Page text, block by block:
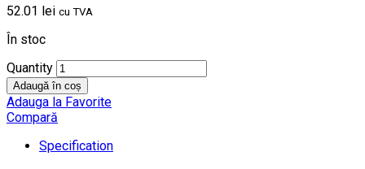
52.01 lei cu TVA
În stoc
Quantity
Adaugă în coș
Adauga la Favorite
Compară
Specification